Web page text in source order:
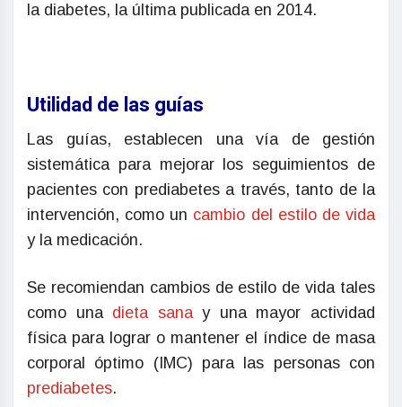
la diabetes, la última publicada en 2014.
Utilidad de las guías
Las guías, establecen una vía de gestión
sistemática para mejorar los seguimientos de
pacientes con prediabetes a través, tanto de la
intervención, como un cambio del estilo de vida
y la medicación.
Se recomiendan cambios de estilo de vida tales
como una dieta sanay una mayor actividad
física para lograr o mantener el índice de masa
corporal óptimo (IMC) para las personas con
prediabetes.